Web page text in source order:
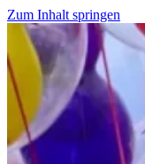
Zum Inhalt springen